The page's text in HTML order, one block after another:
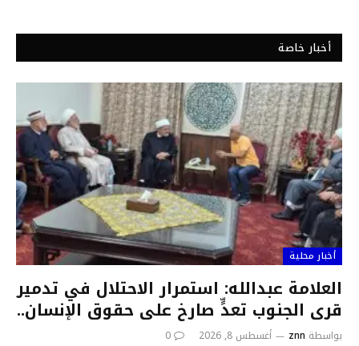
أخبار خاصة
أخبار محلية
العلامة عبدالله: استمرار الاحتلال في تدمير
قرى الجنوب تعدٍّ صارخ على حقوق الإنسان..
بواسطة znn أغسطس 8, 2026 0